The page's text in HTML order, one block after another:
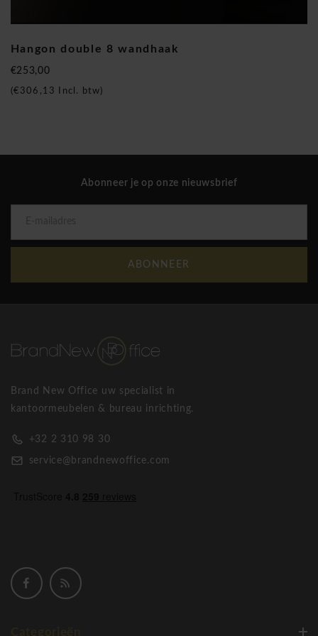
Hangon double 8 wandhaak
€253,00
(€306,13 Incl. btw)
Abonneer je op onze nieuwsbrief
ABONNEER
Brand New Office uw specialist in
kantoormeubelen & bureau inrichting.
+32 2 310 98 30
service@brandnewoffice.com